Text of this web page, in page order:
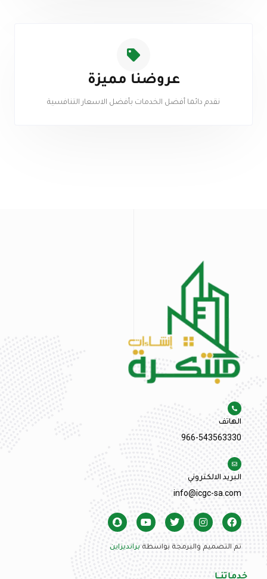
عروضنا مميزة
نقدم دائما أفضل الخدمات بأفضل الاسعار التنافسية
الهاتف
966-543563330
البريد الالكتروني
info@icgc-sa.com
تم التصميم والبرمجة بواسطة برانديزاين